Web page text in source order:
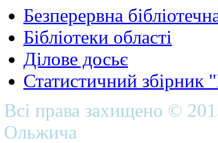
Безперервна
Бібліотеки області
Ділове досьє
Статистичний
Всі права захищено ©
Ольжича